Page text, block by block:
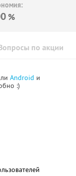
%
по акции
Android и
:)